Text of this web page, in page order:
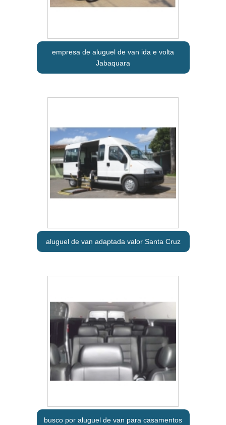
empresa de aluguel de van ida e volta
Jabaquara
aluguel de van adaptada valor Santa Cruz
busco por aluguel de van para casamentos